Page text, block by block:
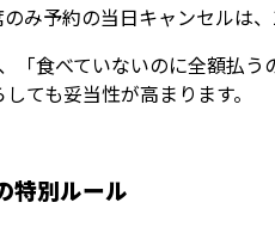
み予約の当日キャンセルは
「食べていないのに全額払
ても妥当性が高まります。
特別ルール